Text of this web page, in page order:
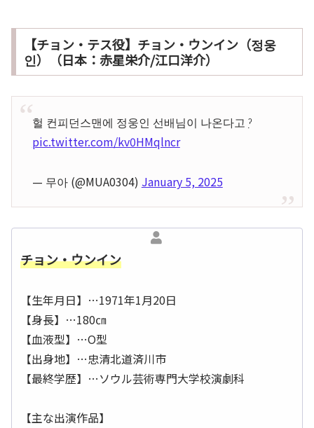
【チョン・テス役】チョン・ウンイン（정웅
인）（日本：赤星栄介/江口洋介）
헐 컨피던스맨에 정웅인 선배님이 나온다고 ˀ̣
pic.twitter.com/kv0HMqlncr
— 무아 (@MUA0304) January 5, 2025
チョン・ウンイン
【生年月日】…1971年1月20日
【身長】…180㎝
【血液型】…O型
【出身地】…忠清北道済川市
【最終学歴】…ソウル芸術専門大学校演劇科
【主な出演作品】